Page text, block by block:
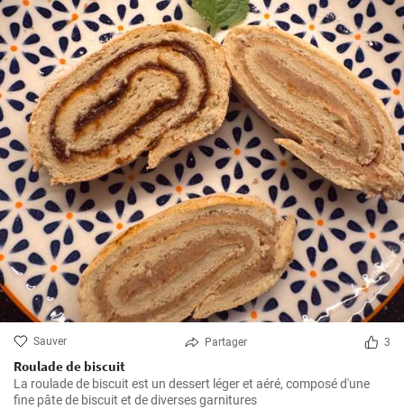
Sauver Partager 3
Roulade de biscuit
La roulade de biscuit est un dessert léger et aéré, composé d'une
fine pâte de biscuit et de diverses garnitures